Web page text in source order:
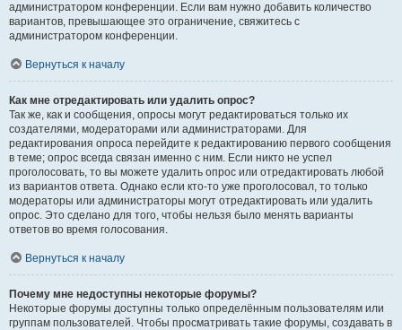
администратором конференции. Если вам нужно добавить количество
вариантов, превышающее это ограничение, свяжитесь с
администратором конференции.
Вернуться к началу
Как мне отредактировать или удалить опрос?
Так же, как и сообщения, опросы могут редактироваться только их
создателями, модераторами или администраторами. Для
редактирования опроса перейдите к редактированию первого сообщения
в теме; опрос всегда связан именно с ним. Если никто не успел
проголосовать, то вы можете удалить опрос или отредактировать любой
из вариантов ответа. Однако если кто-то уже проголосовал, то только
модераторы или администраторы могут отредактировать или удалить
опрос. Это сделано для того, чтобы нельзя было менять варианты
ответов во время голосования.
Вернуться к началу
Почему мне недоступны некоторые форумы?
Некоторые форумы доступны только определённым пользователям или
группам пользователей. Чтобы просматривать такие форумы, создавать в